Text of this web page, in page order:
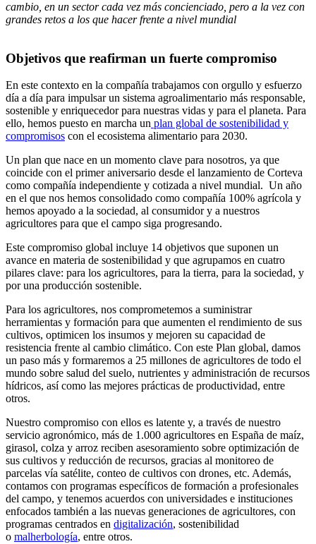
cambio, en un sector cada vez más concienciado, pero a la vez con
grandes retos a los que hacer frente a nivel mundial
Objetivos que reafirman un fuerte compromiso
En este contexto en la compañía trabajamos con orgullo y esfuerzo
día a día para impulsar un sistema agroalimentario más responsable,
sostenible y enriquecedor para nuestras vidas y para el planeta. Para
ello, hemos puesto en marcha un plan global de sostenibilidad y
compromisos con el ecosistema alimentario para 2030.
Un plan que nace en un momento clave para nosotros, ya que
coincide con el primer aniversario desde el lanzamiento de Corteva
como compañía independiente y cotizada a nivel mundial. Un año
en el que nos hemos consolidado como compañía 100% agrícola y
hemos apoyado a la sociedad, al consumidor y a nuestros
agricultores para que el campo siga progresando.
Este compromiso global incluye 14 objetivos que suponen un
avance en materia de sostenibilidad y que agrupamos en cuatro
pilares clave: para los agricultores, para la tierra, para la sociedad, y
por una producción sostenible.
Para los agricultores, nos comprometemos a suministrar
herramientas y formación para que aumenten el rendimiento de sus
cultivos, optimicen los insumos y mejoren su capacidad de
resistencia frente al cambio climático. Con este Plan global, damos
un paso más y formaremos a 25 millones de agricultores de todo el
mundo sobre salud del suelo, nutrientes y administración de recursos
hídricos, así como las mejores prácticas de productividad, entre
otros.
Nuestro compromiso con ellos es latente y, a través de nuestro
servicio agronómico, más de 1.000 agricultores en España de maíz,
girasol, colza y arroz reciben asesoramiento sobre optimización de
sus cultivos y reducción de recursos, gracias al monitoreo de
parcelas vía satélite, conteo de cultivos con drones, etc. Además,
contamos con programas específicos de formación a profesionales
del campo, y tenemos acuerdos con universidades e instituciones
enfocados también a las nuevas generaciones de agricultores, con
programas centrados en digitalización, sostenibilidad
o malherbología, entre otros.